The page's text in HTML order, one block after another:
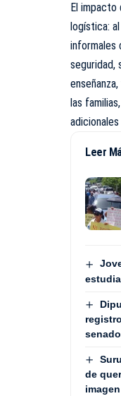
El
logística:
informales
seguridad,
las
Leer
de